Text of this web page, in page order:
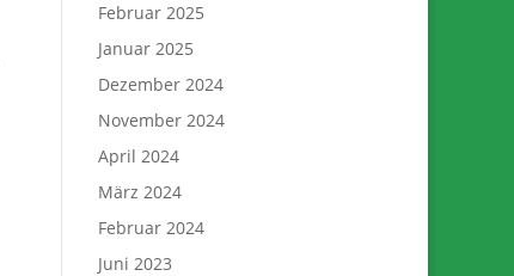
Februar 2025
Januar 2025
Dezember 2024
November 2024
April 2024
März 2024
Februar 2024
Juni 2023